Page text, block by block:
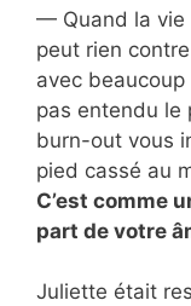
— Quand la vie
peut rien
avec beaucoup
pas entendu le
burn-out vous
pied cassé au
C’est comme
part de votre
Juliette était